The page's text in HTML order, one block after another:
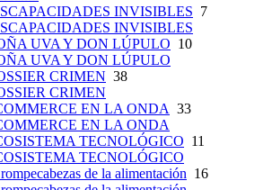
INVISIBLES 7
INVISIBLES
UVA Y DON LÚPULO 10
UVA Y DON LÚPULO
CRIMEN 38
CRIMEN
EN LA ONDA 33
EN LA ONDA
TECNOLÓGICO 11
TECNOLÓGICO
de la alimentación 16